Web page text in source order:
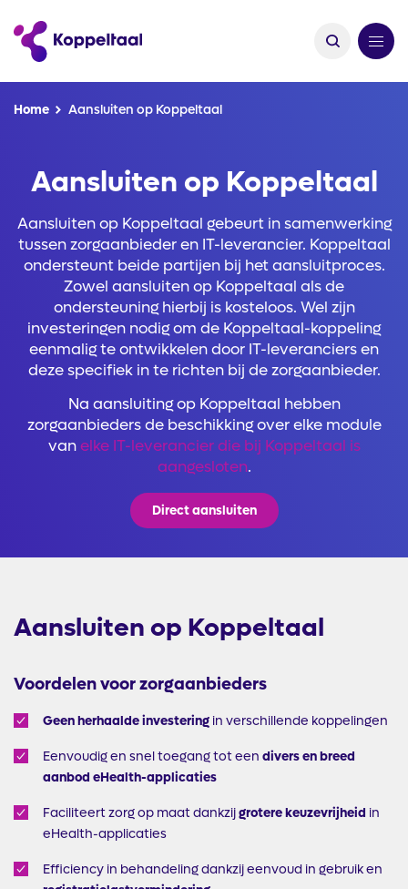
Kruimelpad
Home Aansluiten op Koppeltaal
Aansluiten op Koppeltaal
Aansluiten op Koppeltaal gebeurt in samenwerking
tussen zorgaanbieder en IT-leverancier. Koppeltaal
ondersteunt beide partijen bij het aansluitproces.
Zowel aansluiten op Koppeltaal als de
ondersteuning hierbij is kosteloos. Wel zijn
investeringen nodig om de Koppeltaal-koppeling
eenmalig te ontwikkelen door IT-leveranciers en
deze specifiek in te richten bij de zorgaanbieder.
Na aansluiting op Koppeltaal hebben
zorgaanbieders de beschikking over elke module
vanelke IT-leverancier die bij Koppeltaal is
aangesloten.
Directaansluiten
Aansluiten op Koppeltaal
Voordelen voor zorgaanbieders
Geen herhaalde investering in verschillende koppelingen
Eenvoudig en snel toegang tot een divers en breed
aanbod eHealth-applicaties
Faciliteert zorg op maat dankzijgrotere keuzevrijheid in
eHealth-applicaties
Efficiency in behandeling dankzij eenvoud in gebruik en